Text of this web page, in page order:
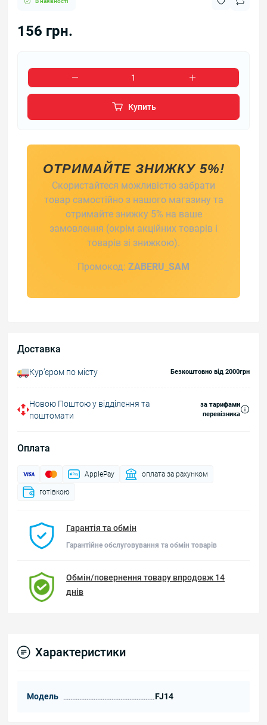
156 грн.
Купить
ОТРИМАЙТЕ ЗНИЖКУ 5%!
Скористайтеся можливістю забрати
товар самостійно з нашого магазину та
отримайте знижку 5% на ваше
замовлення (окрім акційних товарів і
товарів зі знижкою).
Промокод: ZABERU_SAM
Доставка
Курʼєром по місту Безкоштовно від 2000грн
Новою Поштою у відділення та
поштомати
за тарифами
перевізника
Оплата
ApplePay оплата за рахунком
готівкою
Гарантія та обмін
Гарантійне обслуговування та обмін товарів
Обмін/повернення товару впродовж 14
днів
Характеристики
Модель FJ14